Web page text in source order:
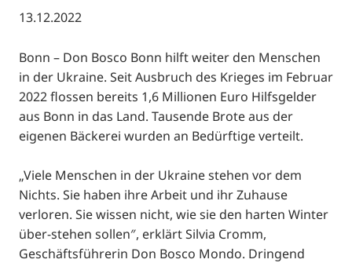
13.12.2022
Bonn – Don Bosco Bonn hilft weiter den Menschen
in der Ukraine. Seit Ausbruch des Krieges im Februar
2022 flossen bereits 1,6 Millionen Euro Hilfsgelder
aus Bonn in das Land. Tausende Brote aus der
eigenen Bäckerei wurden an Bedürftige verteilt.
„Viele Menschen in der Ukraine stehen vor dem
Nichts. Sie haben ihre Arbeit und ihr Zuhause
verloren. Sie wissen nicht, wie sie den harten Winter
über-stehen sollen″, erklärt Silvia Cromm,
Geschäftsführerin Don Bosco Mondo. Dringend